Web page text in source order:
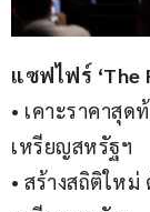
แซฟไฟร์ ‘The
• เคาะราคาสุ
เหรียญสหรัฐฯ
• สร้างสถิติให